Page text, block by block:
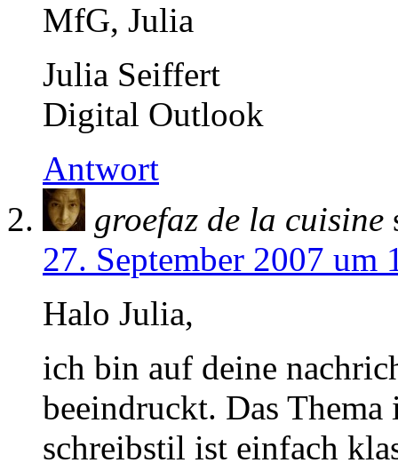
MfG, Julia
Julia Seiffert
Digital Outlook
Antwort
groefaz de la cuisine
27. September 2007 um
Halo Julia,
ich bin auf deine
beeindruckt. Das Thema
schreibstil ist einfach